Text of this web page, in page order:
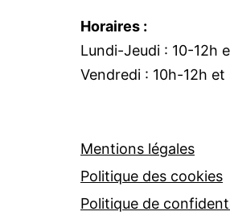
Horaires :
Lundi-Jeudi : 10-12h
Vendredi : 10h-12h
Mentions légales
Politique des cookies
Politique de